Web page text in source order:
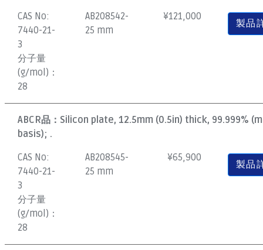
CAS No:
7440-21-
3
分子量
(g/mol)：
28
AB208542-
25 mm
¥121,000
製品
ABCR品： Silicon plate, 12.5mm (0.5in) thick, 99.999%
basis); .
CAS No:
7440-21-
3
分子量
(g/mol)：
28
AB208545-
25 mm
¥65,900
製品